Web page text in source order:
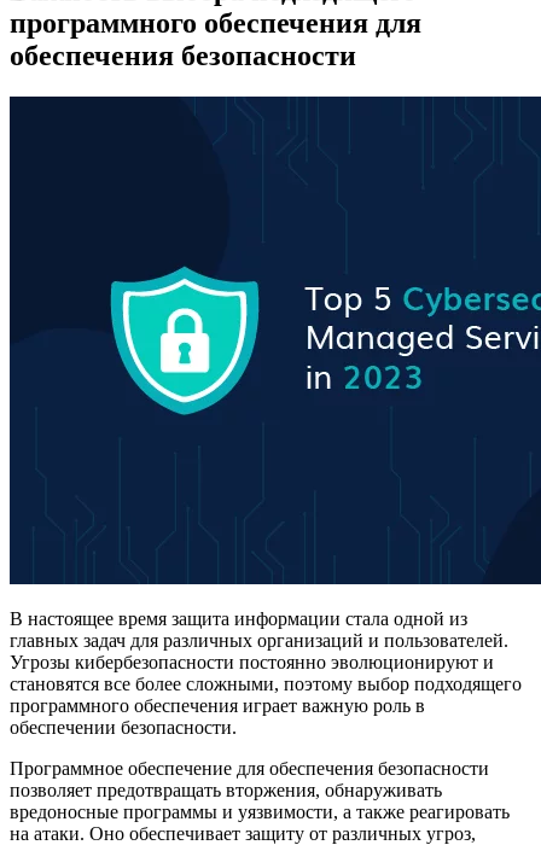
программного обеспечения для
обеспечения безопасности
В настоящее время защита информации стала одной из
главных задач для различных организаций и пользователей.
Угрозы кибербезопасности постоянно эволюционируют и
становятся все более сложными, поэтому выбор подходящего
программного обеспечения играет важную роль в
обеспечении безопасности.
Программное обеспечение для обеспечения безопасности
позволяет предотвращать вторжения, обнаруживать
вредоносные программы и уязвимости, а также реагировать
на атаки. Оно обеспечивает защиту от различных угроз,